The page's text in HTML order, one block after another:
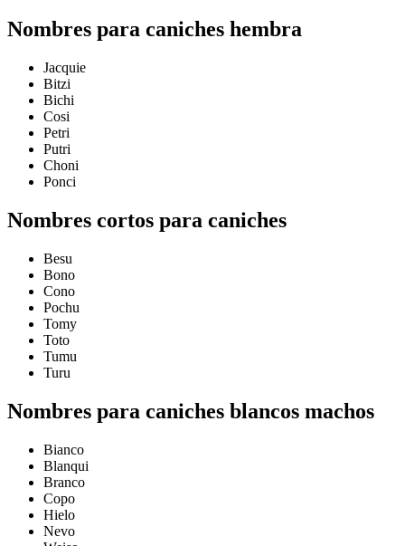
Nombres para caniches hembra
Jacquie
Bitzi
Bichi
Cosi
Petri
Putri
Choni
Ponci
Nombres cortos para caniches
Besu
Bono
Cono
Pochu
Tomy
Toto
Tumu
Turu
Nombres para caniches blancos machos
Bianco
Blanqui
Branco
Copo
Hielo
Nevo